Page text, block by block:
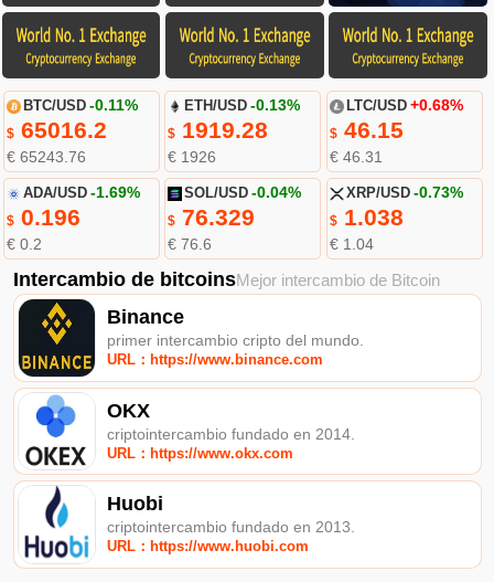
BTC/USD -0.11%
$65016.2
€ 65243.76
ETH/USD -0.13%
$ 1919.28
€ 1926
LTC/USD +0.68%
$46.15
€ 46.31
ADA/USD -1.69%
$0.196
€ 0.2
SOL/USD -0.04%
$ 76.329
€ 76.6
XRP/USD -0.73%
$1.038
€ 1.04
Intercambio de bitcoinsMejor intercambio de Bitcoin
Binance
primer intercambio cripto del mundo.
URL：https://www.binance.com
OKX
criptointercambio fundado en 2014.
URL：https://www.okx.com
Huobi
criptointercambio fundado en 2013.
URL：https://www.huobi.com